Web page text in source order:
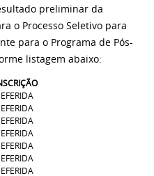
preliminar da
o Processo Seletivo para
para o Programa de Pós-
listagem abaixo: